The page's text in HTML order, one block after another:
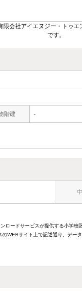
会社アイエヌジー・トゥ
です。
階建 -
ロードサービスが提供する小学
WEBサイト上で記述通り、デ